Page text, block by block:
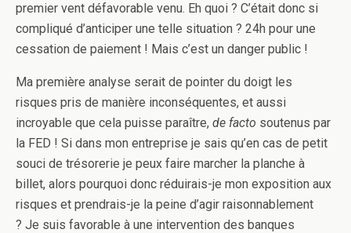
premier vent défavorable venu. Eh quoi ? C’était donc si
compliqué d’anticiper une telle situation ? 24h pour une
cessation de paiement ! Mais c’est un danger public !
Ma première analyse serait de pointer du doigt les
risques pris de manière inconséquentes, et aussi
incroyable que cela puisse paraître, de facto soutenus par
la FED ! Si dans mon entreprise je sais qu’en cas de petit
souci de trésorerie je peux faire marcher la planche à
billet, alors pourquoi donc réduirais-je mon exposition aux
risques et prendrais-je la peine d’agir raisonnablement
? Je suis favorable à une intervention des banques